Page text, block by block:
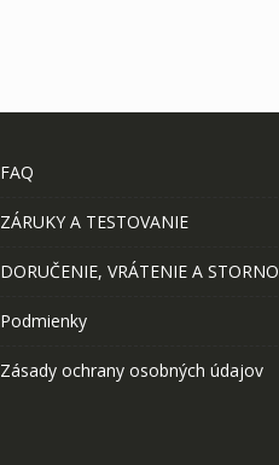
FAQ
ZÁRUKY A TESTOVANIE
DORUČENIE, VRÁTENIE A STORNO
Podmienky
Zásady ochrany osobných údajov